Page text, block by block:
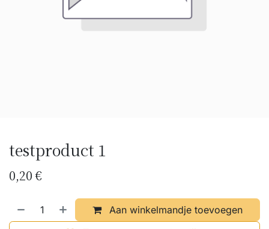
testproduct 1
0,20€
Aan winkelmandje toevoegen